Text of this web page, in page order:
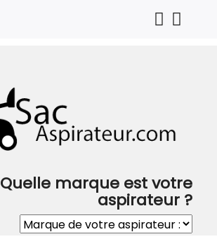
Quelle marque est votre
aspirateur ?